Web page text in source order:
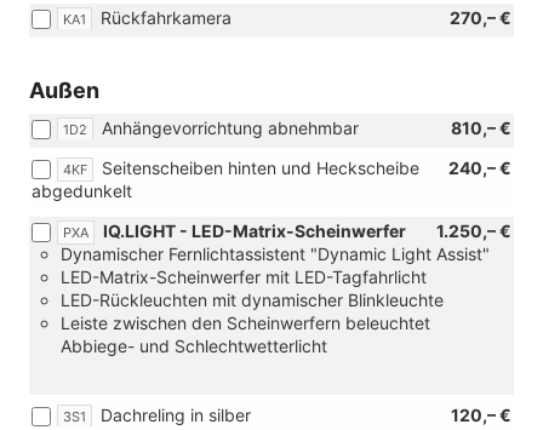
KA1 270,– €
Rückfahrkamera
Außen
1D2 810,– €
Anhängevorrichtung abnehmbar
4KF 240,– €
Seitenscheiben hinten und Heckscheibe
abgedunkelt
PXA 1.250,– €
IQ.LIGHT - LED-Matrix-Scheinwerfer
Dynamischer Fernlichtassistent "Dynamic Light Assist"
LED-Matrix-Scheinwerfer mit LED-Tagfahrlicht
LED-Rückleuchten mit dynamischer Blinkleuchte
Leiste zwischen den Scheinwerfern beleuchtet
Abbiege- und Schlechtwetterlicht
3S1 120,– €
Dachreling in silber